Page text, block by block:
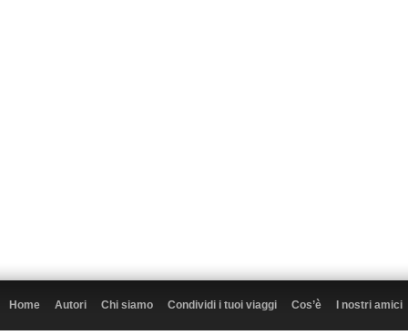
Home Autori Chi siamo Condividi i tuoi viaggi Cos’è I nostri amici